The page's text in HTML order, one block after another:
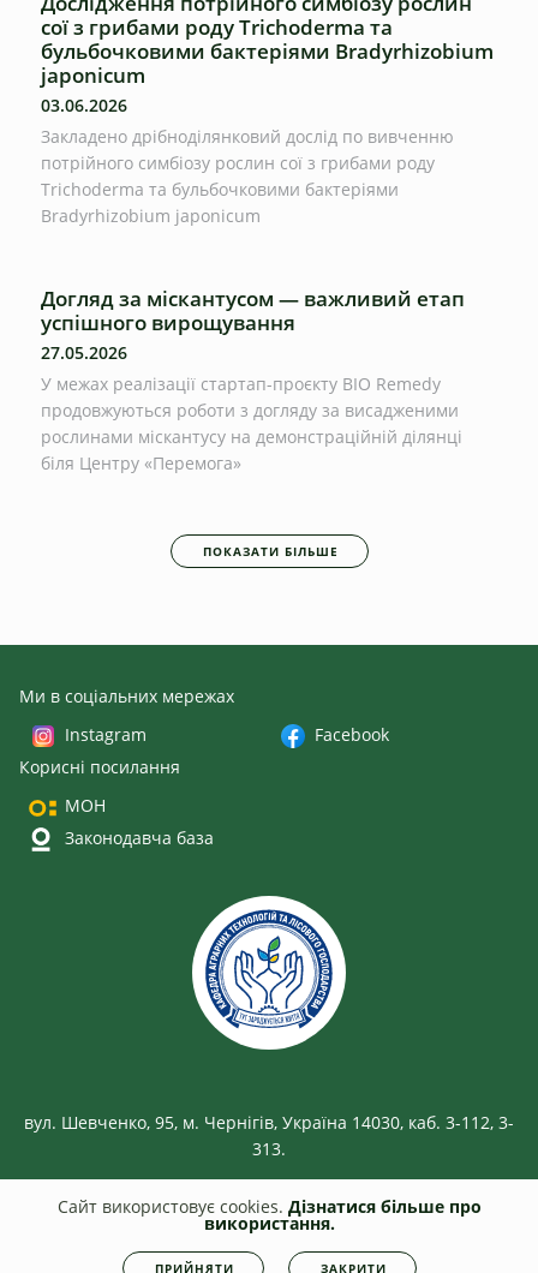
сої з грибами роду Trichoderma та
бульбочковими бактеріями Bradyrhizobium
japonicum
03.06.2026
Закладено дрібноділянковий дослід по вивченню
потрійного симбіозу рослин сої з грибами роду
Trichoderma та бульбочковими бактеріями
Bradyrhizobium japonicum
Догляд за міскантусом — важливий етап
успішного вирощування
27.05.2026
У межах реалізації стартап-проєкту BIO Remedy
продовжуються роботи з догляду за висадженими
рослинами міскантусу на демонстраційній ділянці
біля Центру «Перемога»
ПОКАЗАТИ БІЛЬШЕ
Ми в соціальних мережах
Instagram
Facebook
Корисні посилання
МОН
Законодавча база
вул. Шевченко, 95, м. Чернігів, Україна 14030, каб. 3-112, 3-
313.
smm.stu.cn.uaВсі права захищені. Несанкціоноване копіювання
Сайт використовує cookies. Дізнатися більше про
використання.
ПРИЙНЯТИ ЗАКРИТИ